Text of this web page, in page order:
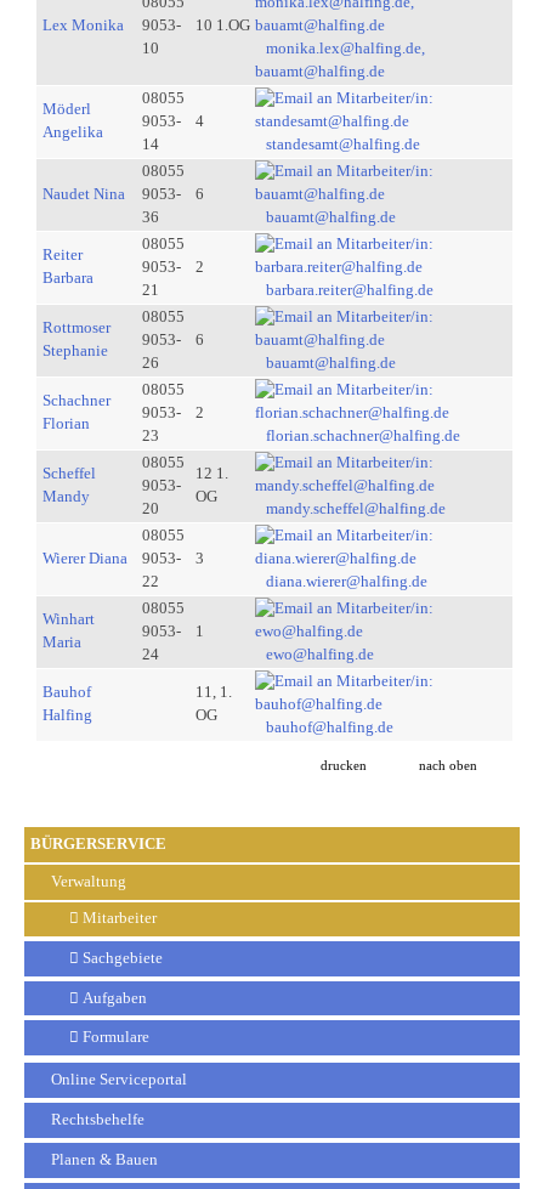
BÜRGERSERVICE
Verwaltung
Mitarbeiter
Sachgebiete
Aufgaben
Formulare
Online Serviceportal
Rechtsbehelfe
Planen & Bauen
Lex Monika
9053-
10
10 1.OG
monika.lex@halfing.de,
bauamt@halfing.de
Möderl
Angelika
08055
9053-
14
4
standesamt@halfing.de
Naudet Nina
08055
9053-
36
6
bauamt@halfing.de
Reiter
Barbara
08055
9053-
21
2
barbara.reiter@halfing.de
Rottmoser
Stephanie
08055
9053-
26
6
bauamt@halfing.de
Schachner
Florian
08055
9053-
23
2
florian.schachner@halfing.de
Scheffel
Mandy
08055
9053-
20
12 1.
OG
mandy.scheffel@halfing.de
Wierer Diana
08055
9053-
22
3
diana.wierer@halfing.de
Winhart
Maria
08055
9053-
24
1
ewo@halfing.de
Bauhof
Halfing
11, 1.
OG
bauhof@halfing.de
drucken nach oben